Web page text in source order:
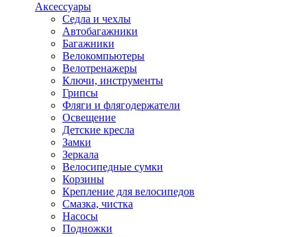
Аксессуары
Седла и чехлы
Автобагажники
Багажники
Велокомпьютеры
Велотренажеры
Ключи, инструменты
Грипсы
Фляги и флягодержатели
Освещение
Детские кресла
Замки
Зеркала
Велосипедные сумки
Корзины
Крепление для велосипедов
Смазка, чистка
Насосы
Подножки